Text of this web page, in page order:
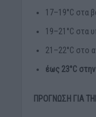
17–19°C στα
19–21°C στα
21–22°C στο
έως 23°C
ΠΡΟΓΝΩΣΗ ΓΙΑ